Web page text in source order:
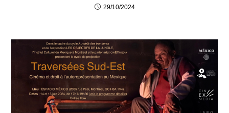
29/10/2024